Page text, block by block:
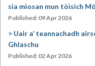
sia mìosan mun tòisich
Published: 09 Apr 2026
Uair a’ teannachadh
Ghlaschu
Published: 02 Apr 2026